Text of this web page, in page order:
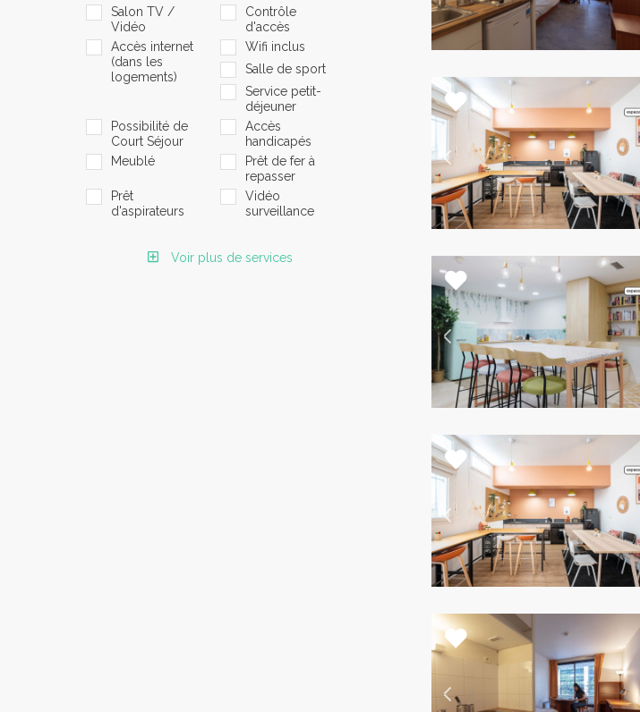
Salon TV /
Vidéo
Contrôle
d'accès
Accès internet
(dans les
logements)
Wifi inclus
Salle de sport
Service petit-
déjeuner
Possibilité de
Court Séjour
Accès
handicapés
Meublé
Prêt de fer à
repasser
Prêt
d'aspirateurs
Vidéo
surveillance
Voir plus de services